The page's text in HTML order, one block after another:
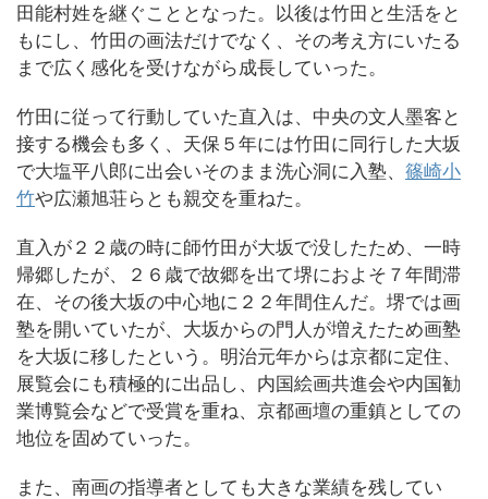
田能村姓を継ぐこととなった。以後は竹田と生活をと
もにし、竹田の画法だけでなく、その考え方にいたる
まで広く感化を受けながら成長していった。
竹田に従って行動していた直入は、中央の文人墨客と
接する機会も多く、天保５年には竹田に同行した大坂
で大塩平八郎に出会いそのまま洗心洞に入塾、 篠崎小
竹や広瀬旭荘らとも親交を重ねた。
直入が２２歳の時に師竹田が大坂で没したため、一時
帰郷したが、２６歳で故郷を出て堺におよそ７年間滞
在、その後大坂の中心地に２２年間住んだ。堺では画
塾を開いていたが、大坂からの門人が増えたため画塾
を大坂に移したという。明治元年からは京都に定住、
展覧会にも積極的に出品し、内国絵画共進会や内国勧
業博覧会などで受賞を重ね、京都画壇の重鎮としての
地位を固めていった。
また、南画の指導者としても大きな業績を残してい